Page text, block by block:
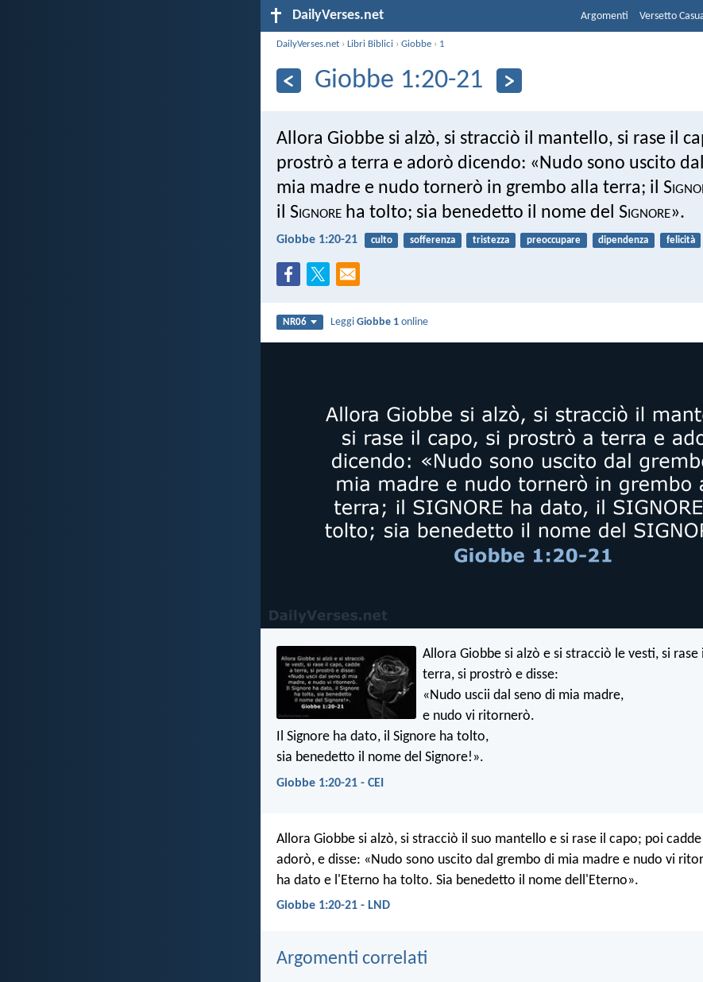
DailyVerses.net Argomenti Versetto
DailyVerses.net ›Libri Biblici ›Giobbe › 1
Giobbe 1:20-21
Allora Giobbe si alzò, si stracciò il mantello, si rase il
prostrò a terra e adorò dicendo: «Nudo sono uscito
mia madre e nudo tornerò in grembo alla terra; il S
il Signore ha tolto; sia benedetto il nome del Signore».
Giobbe 1:20-21 culto sofferenza tristezza preoccupare dipendenza felicità
NR06 LeggiGiobbe 1 online
Allora Giobbe si alzò e si stracciò le vesti, si rase
terra, si prostrò e disse:
«Nudo uscii dal seno di mia madre,
e nudo vi ritornerò.
Il Signore ha dato, il Signore ha tolto,
sia benedetto il nome del Signore!».
Giobbe 1:20-21 - CEI
Allora Giobbe si alzò, si stracciò il suo mantello e si rase il capo; poi
adorò, e disse: «Nudo sono uscito dal grembo di mia madre e nudo vi
ha dato e l'Eterno ha tolto. Sia benedetto il nome dell'Eterno».
Giobbe 1:20-21 - LND
Argomenti correlati